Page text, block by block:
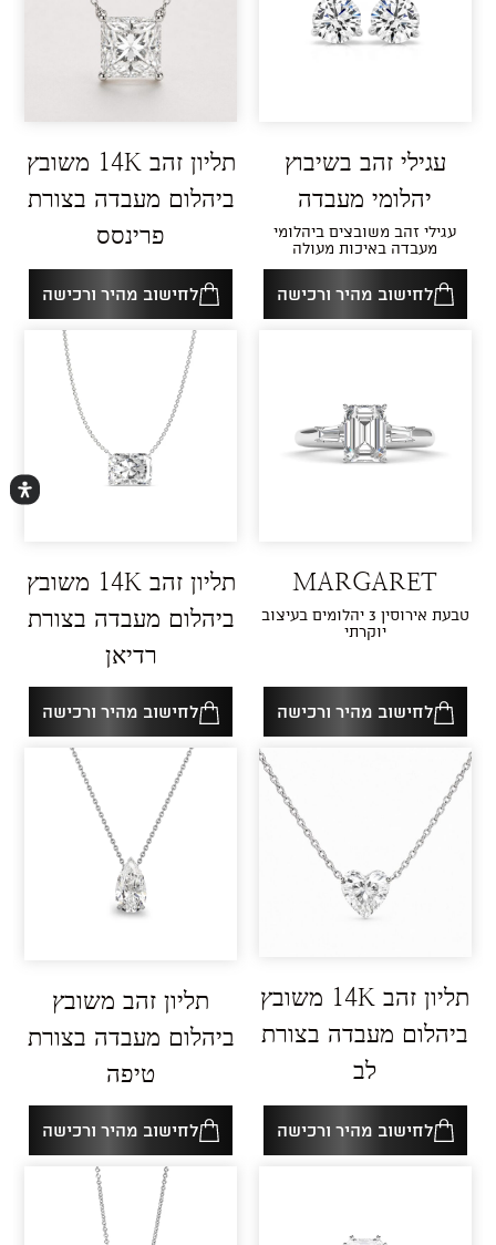
עגילי זהב בשיבוץ
יהלומי מעבדה
עגילי זהב משובצים ביהלומי
מעבדה באיכות מעולה
לחישוב מהיר ורכישה
תליון זהב 14K משובץ
ביהלום מעבדה בצורת
פרינסס
לחישוב מהיר ורכישה
MARGARET
טבעת אירוסין 3 יהלומים בעיצוב
יוקרתי
לחישוב מהיר ורכישה
תליון זהב 14K משובץ
ביהלום מעבדה בצורת
רדיאן
לחישוב מהיר ורכישה
תליון זהב 14K משובץ
ביהלום מעבדה בצורת
לב
לחישוב מהיר ורכישה
תליון זהב משובץ
ביהלום מעבדה בצורת
טיפה
לחישוב מהיר ורכישה